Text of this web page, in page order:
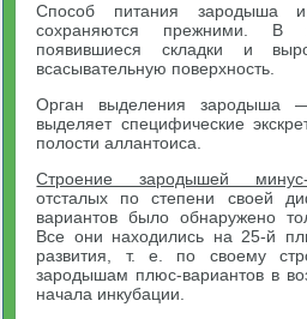
Способ питания зародыша
сохраняются прежними. В
появившиеся складки и
всасывательную поверхность.
Орган выделения зародыша
выделяет специфические
полости аллантоиса.
Строение зародышей минус-
отсталых по степени своей
вариантов было обнаружено
Все они находились на 25-й
развития, т. е. по своему
зародышам плюс-вариантов в
начала инкубации.